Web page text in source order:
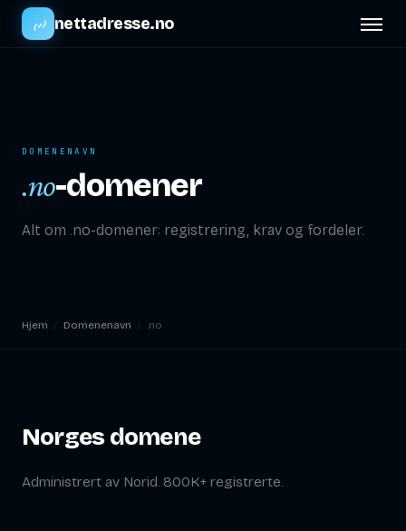
nettadresse.no
DOMENENAVN
.no-domener
Alt om .no-domener: registrering, krav og fordeler.
Hjem Domenenavn .no
Norges domene
Administrert av Norid. 800K+ registrerte.